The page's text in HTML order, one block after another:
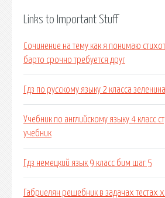
Links to Important Stuff
Сочинение на тему как я понимаю
барто срочно требуется друг
Гдз по русскому языку 2 класса
Учебник по английскому языку 4 класс
учебник
Гдз немецкий язык 9 класс бим шаг 5
Габриелян решебник в задачах тестах